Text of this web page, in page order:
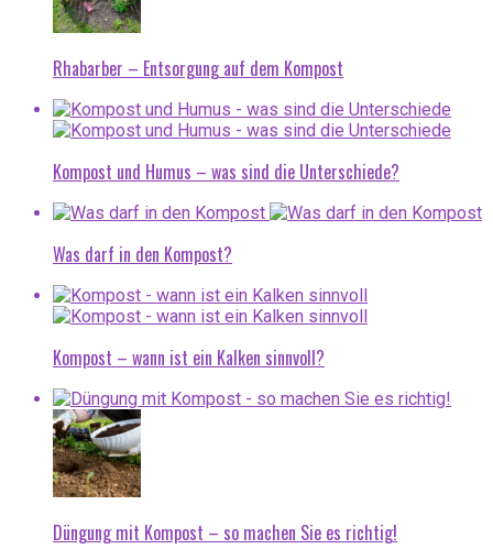
Rhabarber – Entsorgung auf dem Kompost
Kompost und Humus – was sind die Unterschiede?
Was darf in den Kompost?
Kompost – wann ist ein Kalken sinnvoll?
Düngung mit Kompost – so machen Sie es richtig!